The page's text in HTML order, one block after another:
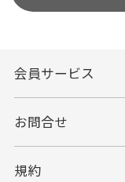
会員サービス
お問合せ
規約